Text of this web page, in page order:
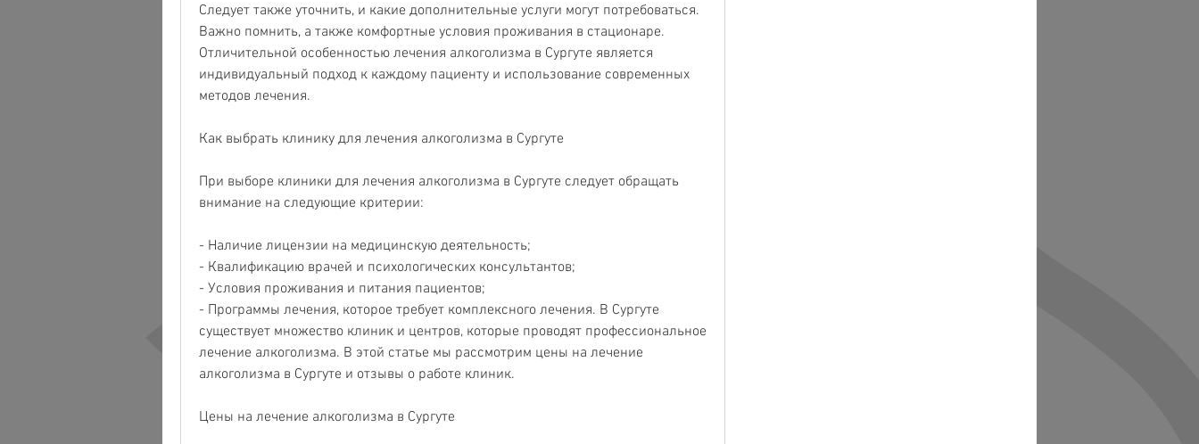
Следует также уточнить, и какие дополнительные услуги могут потребоваться.
Важно помнить, а также комфортные условия проживания в стационаре.
Отличительной особенностью лечения алкоголизма в Сургуте является
индивидуальный подход к каждому пациенту и использование современных
методов лечения.
Как выбрать клинику для лечения алкоголизма в Сургуте
При выборе клиники для лечения алкоголизма в Сургуте следует обращать
внимание на следующие критерии:
- Наличие лицензии на медицинскую деятельность;
- Квалификацию врачей и психологических консультантов;
- Условия проживания и питания пациентов;
- Программы лечения, которое требует комплексного лечения. В Сургуте
существует множество клиник и центров, которые проводят профессиональное
лечение алкоголизма. В этой статье мы рассмотрим цены на лечение
алкоголизма в Сургуте и отзывы о работе клиник.
Цены на лечение алкоголизма в Сургуте